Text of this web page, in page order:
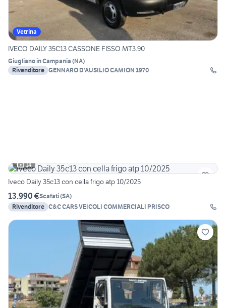
Vetrina
IVECO DAILY 35C13 CASSONE FISSO MT3.90
Giugliano in Campania (NA)
Rivenditore GENNARO D'AUSILIO CAMION 1970
14
Iveco Daily 35c13 con cella frigo atp 10/2025
13.990 €Scafati(SA)
Rivenditore C&C CARS VEICOLI COMMERCIALI PRISCO